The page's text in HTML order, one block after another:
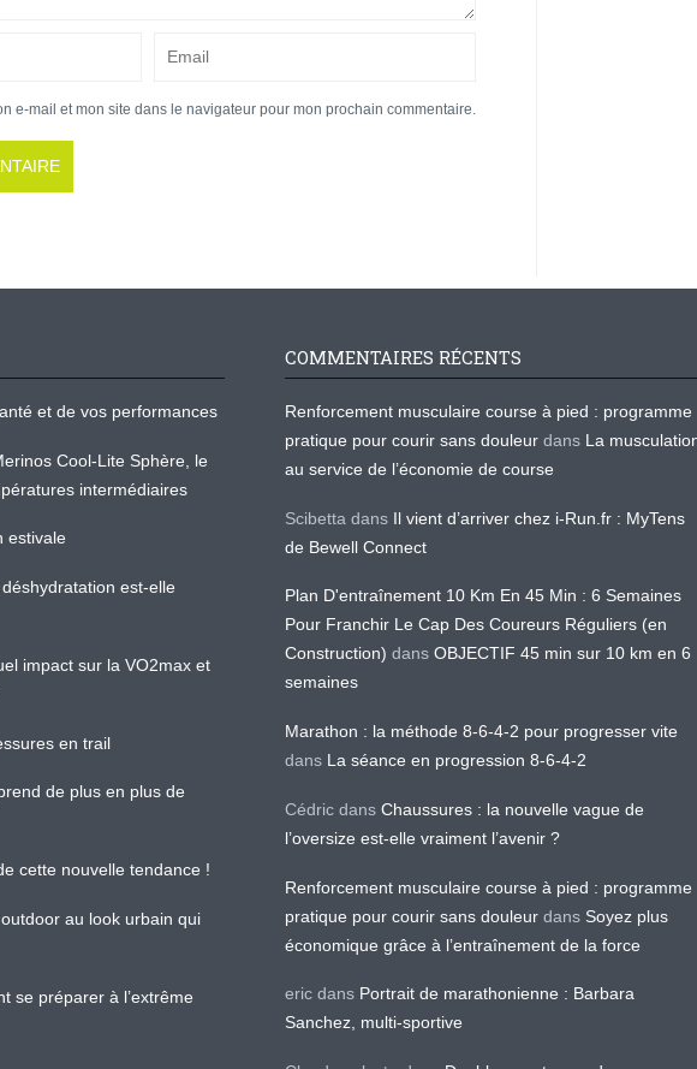
e-mail et mon site dans le navigateur pour mon prochain commentaire.
et de vos performances
Cool-Lite Sphère, le
intermédiaires
estivale
est-elle
impact sur la VO2max et
en trail
de plus en plus de
cette nouvelle tendance !
au look urbain qui
se préparer à l’extrême
COMMENTAIRES RÉCENTS
Renforcement musculaire course à pied : programme
pratique pour courir sans douleur dans La
au service de l’économie de course
Scibetta dans Il vient d’arriver chez i-Run.fr : MyTens
de Bewell Connect
Plan D'entraînement 10 Km En 45 Min : 6 Semaines
Pour Franchir Le Cap Des Coureurs Réguliers (en
Construction) dans OBJECTIF 45 min sur 10 km en 6
semaines
Marathon : la méthode 8-6-4-2 pour progresser vite
dans La séance en progression 8-6-4-2
Cédric dans Chaussures : la nouvelle vague de
l’oversize est-elle vraiment l’avenir ?
Renforcement musculaire course à pied : programme
pratique pour courir sans douleur dans Soyez plus
économique grâce à l’entraînement de la force
eric dans Portrait de marathonienne : Barbara
Sanchez, multi-sportive